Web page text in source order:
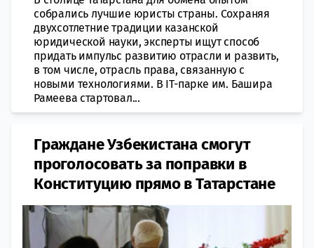
собрались лучшие юристы страны. Сохраняя
двухсотлетние традиции казанской
юридической науки, эксперты ищут способ
придать импульс развитию отрасли и развить,
в том числе, отрасль права, связанную с
новыми технологиями. В IТ-парке им. Башира
Рамеева стартовал...
Граждане Узбекистана смогут
проголосовать за поправки в
Конституцию прямо в Татарстане